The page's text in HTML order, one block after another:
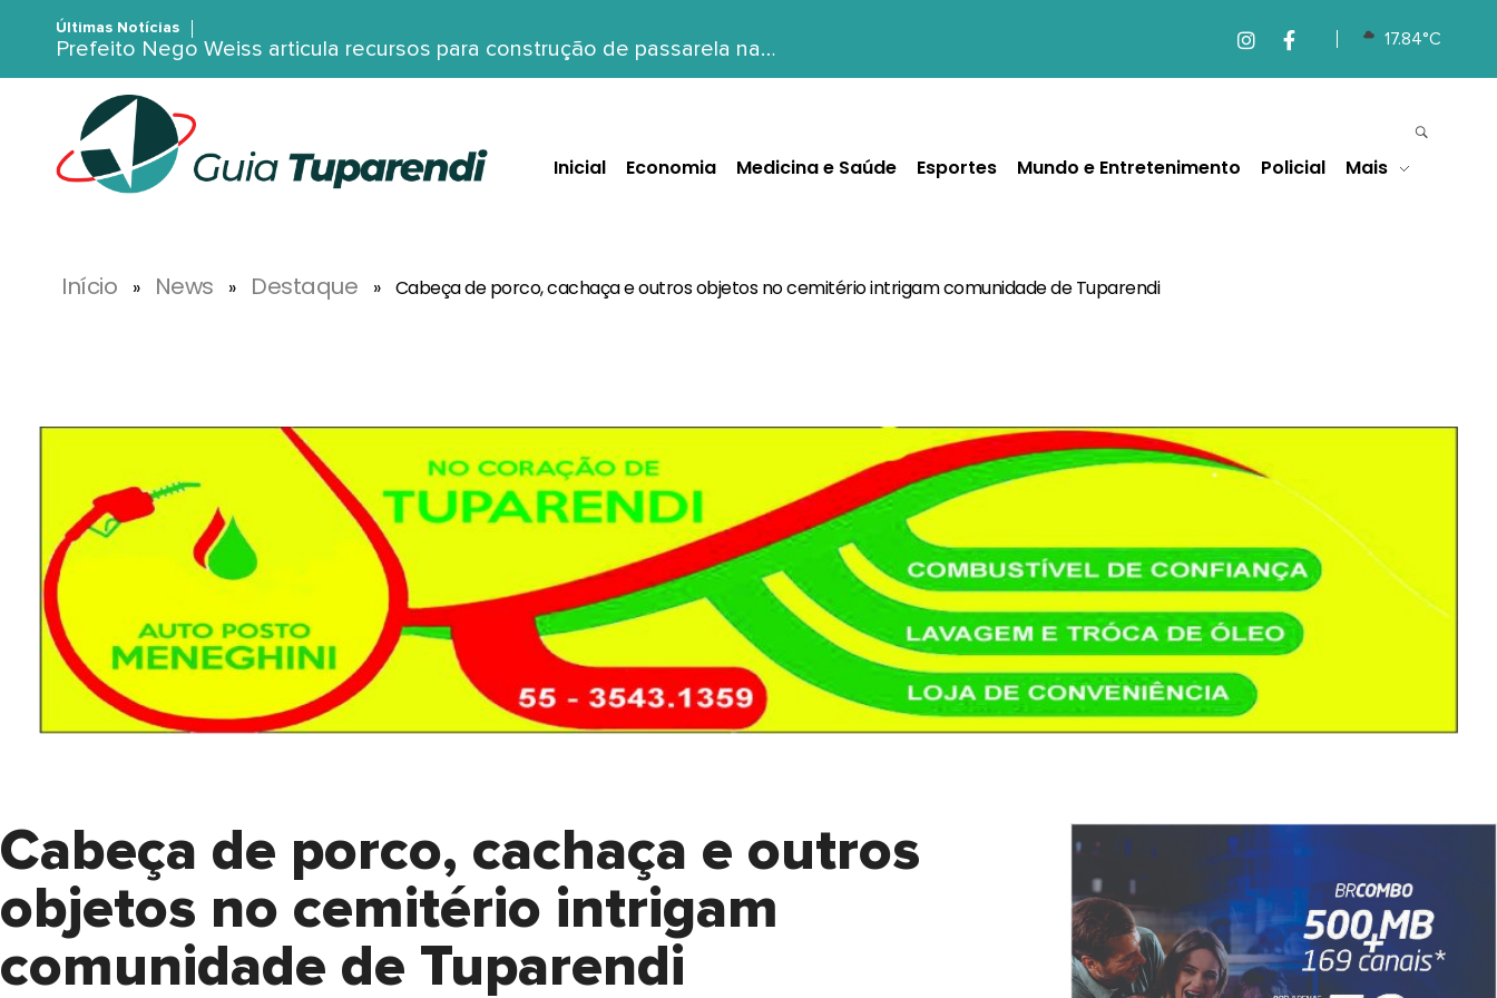
Últimas Notícias
Prefeito Nego Weiss articula recursos para construção de passarela na… 17.84°C
Inicial Economia Medicina e Saúde Esportes Mundo e Entretenimento Policial Mais
Início » News » Destaque » Cabeça de porco, cachaça e outros objetos no cemitério intrigam comunidade de Tuparendi
Cabeça de porco, cachaça e outros
objetos no cemitério intrigam
comunidade de Tuparendi